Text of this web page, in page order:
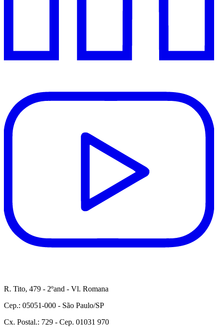
R. Tito, 479 - 2ºand - Vl. Romana
Cep.: 05051-000 - São Paulo/SP
Cx. Postal.: 729 - Cep. 01031 970